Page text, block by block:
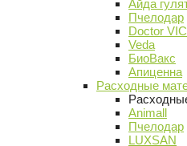
Айда
Пчелодар
Doctor VIC
Veda
БиоВакс
Апиценна
Расходные
Animall
Пчелодар
LUXSAN